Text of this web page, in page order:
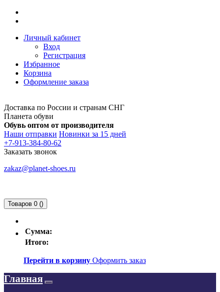
Личный кабинет
Вход
Регистрация
Избранное
Корзина
Оформление заказа
Доставка по России и странам СНГ
Планета обуви
Обувь оптом от производителя
Наши отправки Новинки за 15 дней
+7-913-384-80-62
Заказать звонок
zakaz@planet-shoes.ru
Товаров 0 ()
Сумма:
Итого:
Перейти в корзину Оформить заказ
Главная